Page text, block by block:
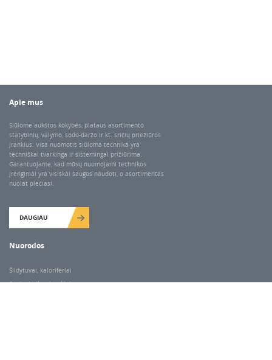
Apie mus
Siūlome aukštos kokybės, plataus asortimento
statybinių, valymo, sodo-daržo ir kt. sričių priežiūros
įrankius. Visa nuomotis siūloma technika yra
techniškai tvarkinga ir sistemingai prižiūrima.
Garantuojame, kad mūsų nuomojami technikos
įrenginiai yra visiškai saugūs naudoti, o asortimentas
nuolat plečiasi.
DAUGIAU
Nuorodos
Šildytuvai, kaloriferiai
Santechnikos įrankiai